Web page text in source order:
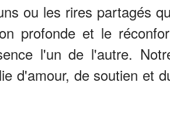
ou les rires partagés
profonde et le
l'un de l'autre.
d'amour, de soutien et